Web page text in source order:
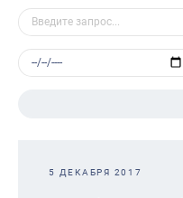
5 ДЕКАБРЯ 2017